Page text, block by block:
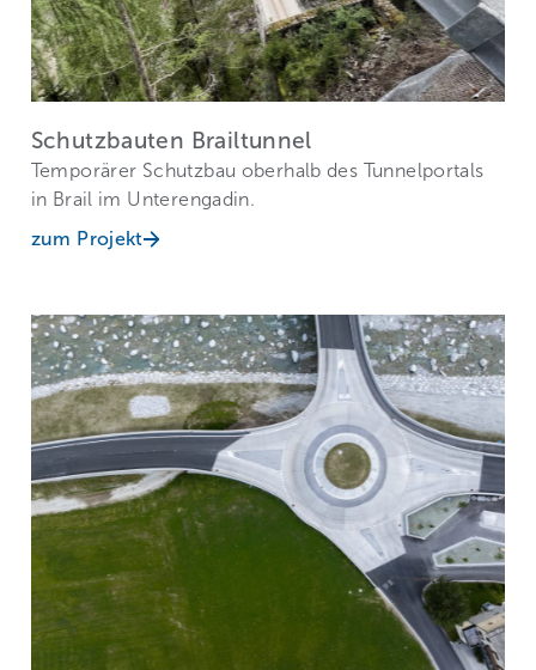
Schutzbauten Brailtunnel
Temporärer Schutzbau oberhalb des Tunnelportals
in Brail im Unterengadin.
zum Projekt